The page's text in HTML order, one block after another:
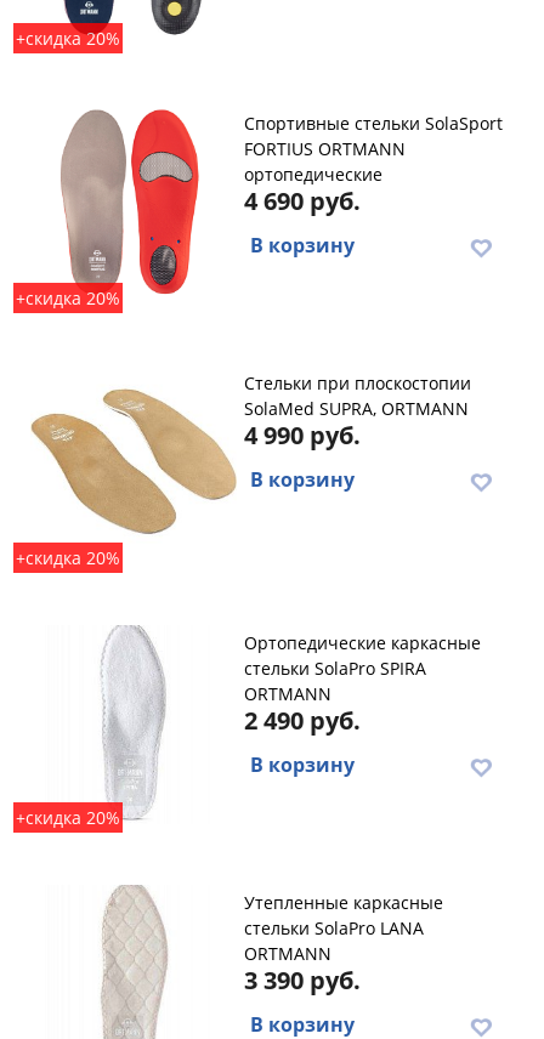
+скидка 20%
+скидка 20%
Спортивные стельки SolaSport
FORTIUS ORTMANN
ортопедические
4 690 руб.
В корзину
+скидка 20%
Стельки при плоскостопии
SolaMed SUPRA, ORTMANN
4 990 руб.
В корзину
+скидка 20%
Ортопедические каркасные
стельки SolaPro SPIRA
ORTMANN
2 490 руб.
В корзину
Утепленные каркасные
стельки SolaPro LANA
ORTMANN
3 390 руб.
В корзину